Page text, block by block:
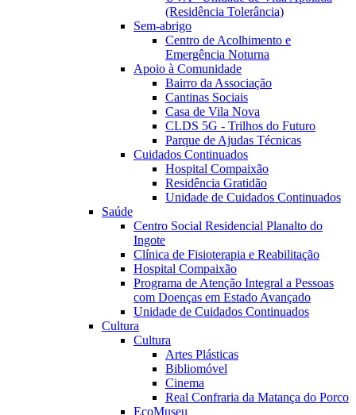
(Residência Tolerância)
Sem-abrigo
Centro de Acolhimento e
Emergência Noturna
Apoio à Comunidade
Bairro da Associação
Cantinas Sociais
Casa de Vila Nova
CLDS 5G - Trilhos do Futuro
Parque de Ajudas Técnicas
Cuidados Continuados
Hospital Compaixão
Residência Gratidão
Unidade de Cuidados Continuados
Saúde
Centro Social Residencial Planalto do
Ingote
Clínica de Fisioterapia e Reabilitação
Hospital Compaixão
Programa de Atenção Integral a Pessoas
com Doenças em Estado Avançado
Unidade de Cuidados Continuados
Cultura
Cultura
Artes Plásticas
Bibliomóvel
Cinema
Real Confraria da Matança do Porco
EcoMuseu